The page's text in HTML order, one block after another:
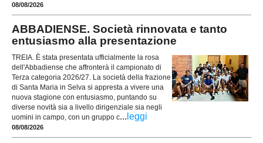
08/08/2026
ABBADIENSE. Società rinnovata e tanto
entusiasmo alla presentazione
TREIA. È stata presentata ufficialmente la rosa
dell'Abbadiense che affronterà il campionato di
Terza categoria 2026/27. La società della frazione
di Santa Maria in Selva si appresta a vivere una
nuova stagione con entusiasmo, puntando su
diverse novità sia a livello dirigenziale sia negli
uomini in campo, con un gruppo c... leggi
08/08/2026